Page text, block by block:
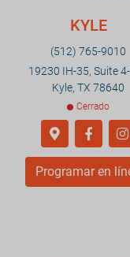
KYLE
(512) 765-9010
19230 IH-35, Suite
Kyle, TX 78640
Cerrado
Programar en